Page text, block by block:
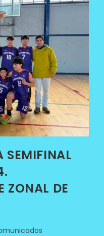
SEMIFINAL
ZONAL DE